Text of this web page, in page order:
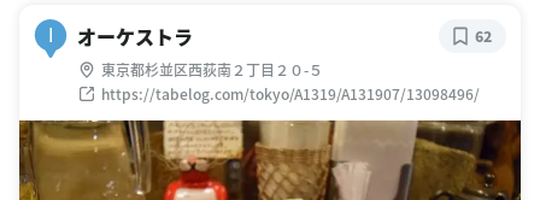
I オーケストラ
東京都杉並区西荻南２丁目２０-５
https://tabelog.com/tokyo/A1319/A131907/13098496/
62